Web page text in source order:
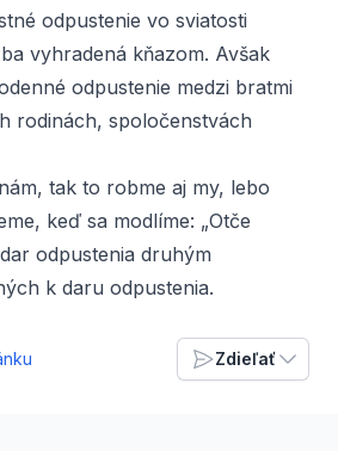
odpustenie vo sviatosti
vyhradená kňazom. Avšak
odpustenie medzi bratmi
rodinách, spoločenstvách
tak to robme aj my, lebo
keď sa modlíme: „Otče
odpustenia druhým
k daru odpustenia.
Zdieľať